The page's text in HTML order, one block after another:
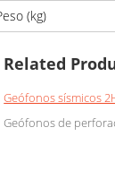
(kg)
Related
Geófonos sísmicos
Geófonos de